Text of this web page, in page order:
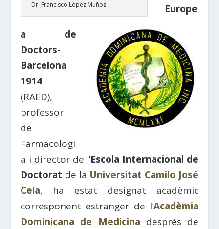
Dr. Francisco López Muñoz
Europe
a de
Doctors-
Barcelona
1914
(RAED),
professor
de
Farmacologi
a i director de l’Escola Internacional de
Doctorat de la Universitat Camilo José
Cela, ha estat designat acadèmic
corresponent estranger de l’Acadèmia
Dominicana de Medicina després de